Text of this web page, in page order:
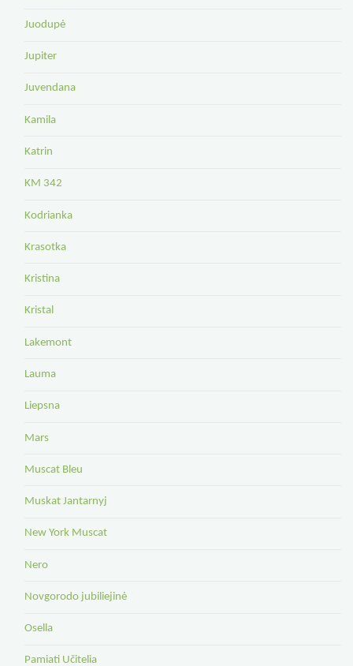
Juodupė
Jupiter
Juvendana
Kamila
Katrin
KM 342
Kodrianka
Krasotka
Kristina
Kristal
Lakemont
Lauma
Liepsna
Mars
Muscat Bleu
Muskat Jantarnyj
New York Muscat
Nero
Novgorodo jubiliejinė
Osella
Pamiati Učitelia